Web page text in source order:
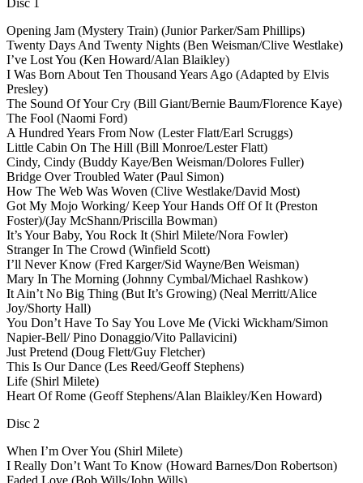
Opening Jam (Mystery Train) (Junior Parker/Sam Phillips)
Twenty Days And Twenty Nights (Ben Weisman/Clive Westlake)
I’ve Lost You (Ken Howard/Alan Blaikley)
I Was Born About Ten Thousand Years Ago (Adapted by Elvis
Presley)
The Sound Of Your Cry (Bill Giant/Bernie Baum/Florence Kaye)
The Fool (Naomi Ford)
A Hundred Years From Now (Lester Flatt/Earl Scruggs)
Little Cabin On The Hill (Bill Monroe/Lester Flatt)
Cindy, Cindy (Buddy Kaye/Ben Weisman/Dolores Fuller)
Bridge Over Troubled Water (Paul Simon)
How The Web Was Woven (Clive Westlake/David Most)
Got My Mojo Working/ Keep Your Hands Off Of It (Preston
Foster)/(Jay McShann/Priscilla Bowman)
It’s Your Baby, You Rock It (Shirl Milete/Nora Fowler)
Stranger In The Crowd (Winfield Scott)
I’ll Never Know (Fred Karger/Sid Wayne/Ben Weisman)
Mary In The Morning (Johnny Cymbal/Michael Rashkow)
It Ain’t No Big Thing (But It’s Growing) (Neal Merritt/Alice
Joy/Shorty Hall)
You Don’t Have To Say You Love Me (Vicki Wickham/Simon
Napier-Bell/ Pino Donaggio/Vito Pallavicini)
Just Pretend (Doug Flett/Guy Fletcher)
This Is Our Dance (Les Reed/Geoff Stephens)
Life (Shirl Milete)
Heart Of Rome (Geoff Stephens/Alan Blaikley/Ken Howard)
Disc 2
When I’m Over You (Shirl Milete)
I Really Don’t Want To Know (Howard Barnes/Don Robertson)
Faded Love (Bob Wills/John Wills)